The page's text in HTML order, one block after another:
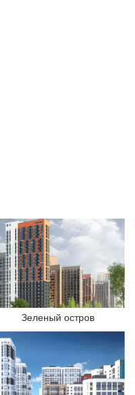
Зеленый остров